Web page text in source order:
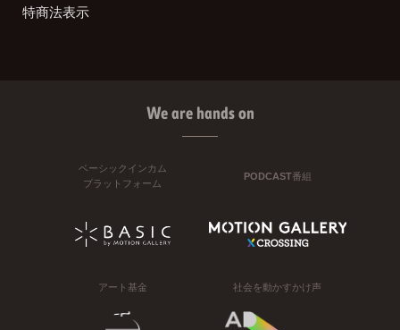
特商法表示
We are hands on
ベーシックインカム
プラットフォーム
PODCAST番組
アート基金 社会を動かすかけ声